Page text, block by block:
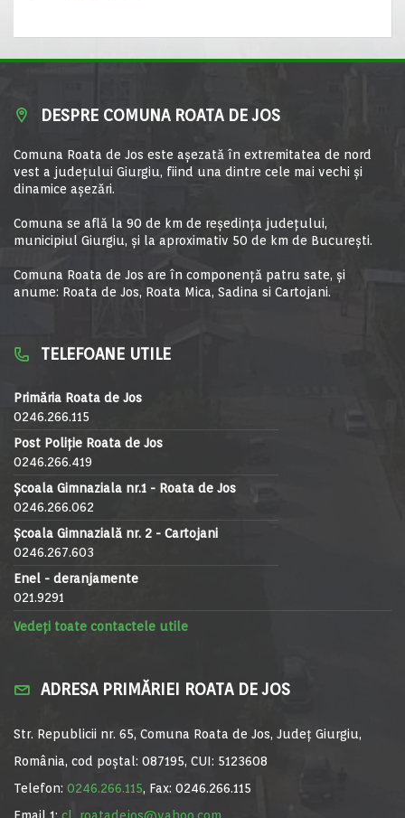
DESPRE COMUNA ROATA DE JOS
Comuna Roata de Jos este aşezată în extremitatea de nord
vest a judeţului Giurgiu, fiind una dintre cele mai vechi şi
dinamice aşezări.
Comuna se află la 90 de km de reşedinţa judeţului,
municipiul Giurgiu, şi la aproximativ 50 de km de Bucureşti.
Comuna Roata de Jos are în componență patru sate, și
anume: Roata de Jos, Roata Mica, Sadina si Cartojani.
TELEFOANE UTILE
Primăria Roata de Jos
0246.266.115
Post Poliție Roata de Jos
0246.266.419
Școala Gimnaziala nr.1 - Roata de Jos
0246.266.062
Școala Gimnazială nr. 2 - Cartojani
0246.267.603
Enel - deranjamente
021.9291
Vedeți toate contactele utile
ADRESA PRIMĂRIEI ROATA DE JOS
Str. Republicii nr. 65, Comuna Roata de Jos, Județ Giurgiu,
România, cod poștal: 087195, CUI: 5123608
Telefon: 0246.266.115, Fax: 0246.266.115
Email 1: cl_roatadejos@yahoo.com